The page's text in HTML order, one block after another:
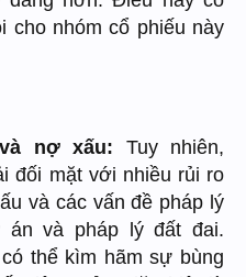
cho nhóm cổ phiếu này
nợ xấu: Tuy nhiên,
đối mặt với nhiều rủi ro
và các vấn đề pháp lý
án và pháp lý đất đai.
thể kìm hãm sự bùng